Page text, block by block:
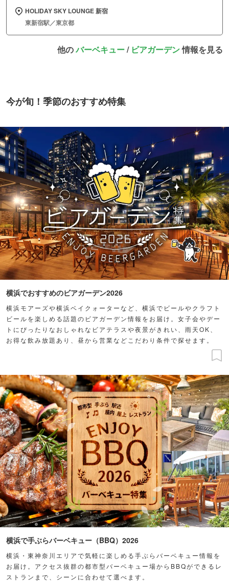
HOLIDAY SKY LOUNGE 新宿
東新宿駅／東京都
他のバーベキュー/ ビアガーデン情報を見る
今が旬！季節のおすすめ特集
横浜でおすすめのビアガーデン2026
横浜モアーズや横浜ベイクォーターなど、横浜でビールやクラフト
ビールを楽しめる話題のビアガーデン情報をお届け。女子会やデー
トにぴったりなおしゃれなビアテラスや夜景がきれい、雨天OK、
お得な飲み放題あり、昼から営業などこだわり条件で探せます。
横浜で手ぶらバーベキュー（BBQ）2026
横浜・東神奈川エリアで気軽に楽しめる手ぶらバーベキュー情報を
お届け。アクセス抜群の都市型バーベキュー場からBBQができるレ
ストランまで、シーンに合わせて選べます。